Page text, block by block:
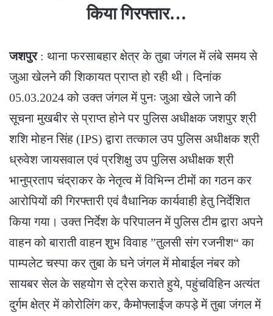
किया गिरफ्तार…
जशपुर: थाना फरसाबहार क्षेत्र के तुबा जंगल में लंबे समय से
जुआ खेलने की शिकायत प्राप्त हो रही थी। दिनांक
05.03.2024 को उक्त जंगल में पुनः जुआ खेले जाने की
सूचना मुखबीर से प्राप्त होने पर पुलिस अधीक्षक जशपुर श्री
शशि मोहन सिंह (IPS) द्वारा तत्काल उप पुलिस अधीक्षक श्री
ध्रुवेश जायसवाल एवं प्रशिक्षु उप पुलिस अधीक्षक श्री
भानुप्रताप चंद्राकर के नेतृत्व में विभिन्न टीमों का गठन कर
आरोपियों की गिरफ्तारी एवं वैधानिक कार्यवाही हेतु निर्देशित
किया गया। उक्त निर्देश के परिपालन में पुलिस टीम द्वारा अपने
वाहन को बाराती वाहन शुभ विवाह ”तुलसी संग रजनीश“ का
पाम्पलेट चस्पा कर तुबा के घने जंगल में मोबाईल नंबर को
सायबर सेल के सहयोग से ट्रेस कराते हुये, पहुंचविहिन अत्यंत
दुर्गम क्षेत्र में कोरोलिंग कर, कैमोफ्लाईज कपड़े में तुबा जंगल में